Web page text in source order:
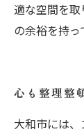
適な空間を
の余裕を持っ
心も整理整
大和市には